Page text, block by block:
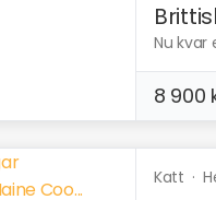
Nu kvar
8 900
Katt ·